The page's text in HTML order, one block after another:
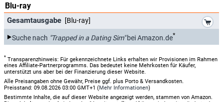
Blu-ray
Gesamtausgabe [Blu-ray]
Suche nach "Trapped in a Dating Sim"bei Amazon.de*
* Transparenzhinweis: Für gekennzeichnete Links erhalten wir Provisionen im Rahmen
eines Affiliate-Partnerprogramms. Das bedeutet keine Mehrkosten für Käufer,
unterstützt uns aber bei der Finanzierung dieser Website.
Alle Preisangaben ohne Gewähr, Preise ggf. plus Porto & Versandkosten.
Preisstand: 09.08.2026 03:00 GMT+1 (Mehr Informationen)
Bestimmte Inhalte, die auf dieser Website angezeigt werden, stammen von Amazon.